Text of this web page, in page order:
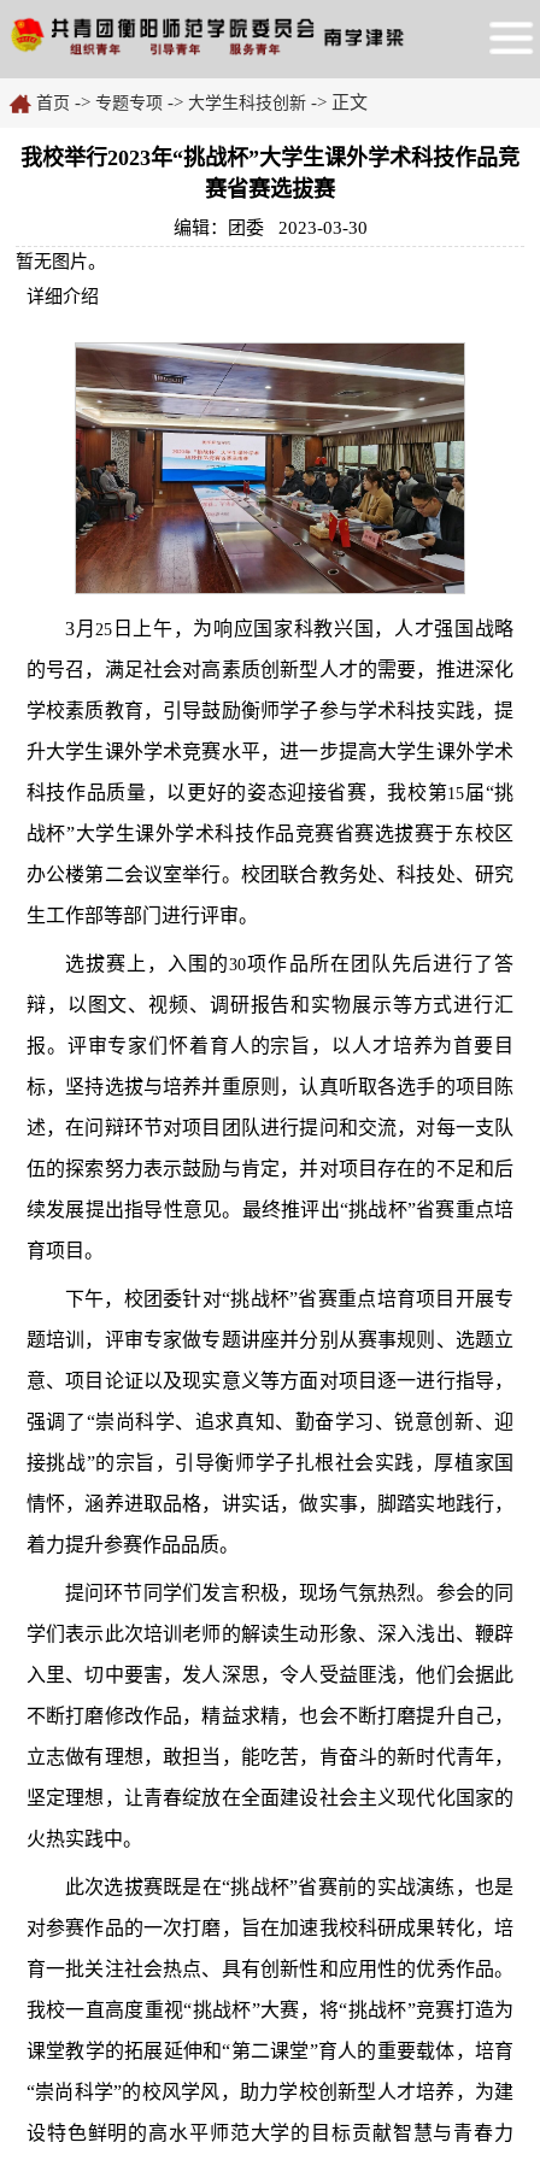
首页 -> 专题专项 -> 大学生科技创新 -> 正文
我校举行2023年“挑战杯”大学生课外学术科技作品竞
赛省赛选拔赛
编辑：团委 2023-03-30
暂无图片。
详细介绍
3月 25 日上午，为响应国家科教兴国，人才强国战略
的号召，满足社会对高素质创新型人才的需要，推进深化
学校素质教育，引导鼓励衡师学子参与学术科技实践，提
升大学生课外学术竞赛水平，进一步提高大学生课外学术
科技作品质量，以更好的姿态迎接省赛，我校第15届“挑
战杯”大学生课外学术科技作品竞赛省赛选拔赛于东校区
办公楼第二会议室举行。校团联合教务处、科技处、研究
生工作部等部门进行评审。
选拔赛上，入围的30项作品所在团队先后进行了答
辩，以图文、视频、调研报告和实物展示等方式进行汇
报。评审专家们怀着育人的宗旨，以人才培养为首要目
标，坚持选拔与培养并重原则，认真听取各选手的项目陈
述，在问辩环节对项目团队进行提问和交流，对每一支队
伍的探索努力表示鼓励与肯定，并对项目存在的不足和后
续发展提出指导性意见。最终推评出“挑战杯”省赛重点培
育项目。
下午，校团委针对“挑战杯”省赛重点培育项目开展专
题培训，评审专家做专题讲座并分别从赛事规则、选题立
意、项目论证以及现实意义等方面对项目逐一进行指导，
强调了“崇尚科学、追求真知、勤奋学习、锐意创新、迎
接挑战”的宗旨，引导衡师学子扎根社会实践，厚植家国
情怀，涵养进取品格，讲实话，做实事，脚踏实地践行，
着力提升参赛作品品质。
提问环节同学们发言积极，现场气氛热烈。参会的同
学们表示此次培训老师的解读生动形象、深入浅出、鞭辟
入里、切中要害，发人深思，令人受益匪浅，他们会据此
不断打磨修改作品，精益求精，也会不断打磨提升自己，
立志做有理想，敢担当，能吃苦，肯奋斗的新时代青年，
坚定理想，让青春绽放在全面建设社会主义现代化国家的
火热实践中。
此次选拔赛既是在“挑战杯”省赛前的实战演练，也是
对参赛作品的一次打磨，旨在加速我校科研成果转化，培
育一批关注社会热点、具有创新性和应用性的优秀作品。
我校一直高度重视“挑战杯”大赛，将“挑战杯”竞赛打造为
课堂教学的拓展延伸和“第二课堂”育人的重要载体，培育
“崇尚科学”的校风学风，助力学校创新型人才培养，为建
设特色鲜明的高水平师范大学的目标贡献智慧与青春力